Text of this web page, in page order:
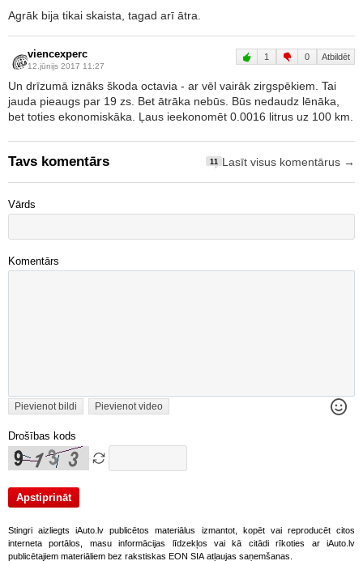
Agrāk bija tikai skaista, tagad arī ātra.
viencexperc
12.jūnijs 2017 11:27
1 0 Atbildēt
Un drīzumā iznāks škoda octavia - ar vēl vairāk zirgspēkiem. Tai
jauda pieaugs par 19 zs. Bet ātrāka nebūs. Būs nedaudz lēnāka,
bet toties ekonomiskāka. Ļaus ieekonomēt 0.0016 litrus uz 100 km.
Tavs komentārs 11 Lasīt visus komentārus →
Vārds
Komentārs
Pievienot bildi Pievienot video
Drošības kods
Stingri aizliegts iAuto.lv publicētos materiālus izmantot, kopēt vai reproducēt citos
interneta portālos, masu informācijas līdzekļos vai kā citādi rīkoties ar iAuto.lv
publicētajiem materiāliem bez rakstiskas EON SIA atļaujas saņemšanas.